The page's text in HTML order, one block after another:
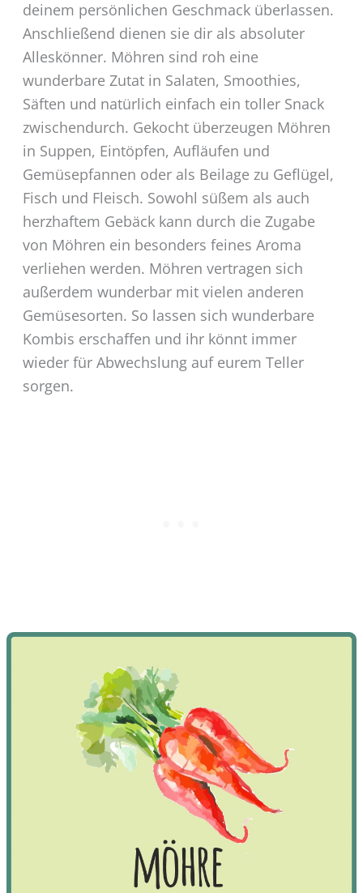
deinem persönlichen Geschmack überlassen.
Anschließend dienen sie dir als absoluter
Alleskönner. Möhren sind roh eine
wunderbare Zutat in Salaten, Smoothies,
Säften und natürlich einfach ein toller Snack
zwischendurch. Gekocht überzeugen Möhren
in Suppen, Eintöpfen, Aufläufen und
Gemüsepfannen oder als Beilage zu Geflügel,
Fisch und Fleisch. Sowohl süßem als auch
herzhaftem Gebäck kann durch die Zugabe
von Möhren ein besonders feines Aroma
verliehen werden. Möhren vertragen sich
außerdem wunderbar mit vielen anderen
Gemüsesorten. So lassen sich wunderbare
Kombis erschaffen und ihr könnt immer
wieder für Abwechslung auf eurem Teller
sorgen.